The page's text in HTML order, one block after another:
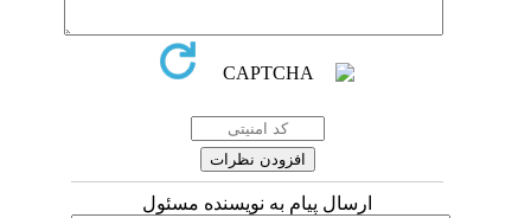
ارسال پیام به نویسنده مسئول